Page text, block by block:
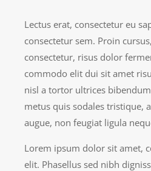
Lectus erat, consectetur eu
consectetur sem. Proin
consectetur, risus dolor
commodo elit dui sit amet
nisl a tortor ultrices
metus quis sodales tristique,
augue, non feugiat ligula
Lorem ipsum dolor sit amet,
elit. Phasellus sed nibh